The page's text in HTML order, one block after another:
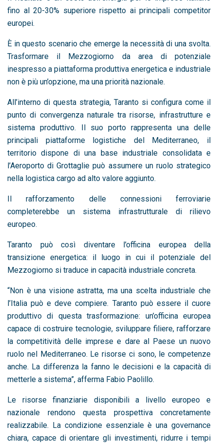
fino al 20-30% superiore rispetto ai principali competitor
europei.
È in questo scenario che emerge la necessità di una svolta.
Trasformare il Mezzogiorno da area di potenziale
inespresso a piattaforma produttiva energetica e industriale
non è più un’opzione, ma una priorità nazionale.
All’interno di questa strategia, Taranto si configura come il
punto di convergenza naturale tra risorse, infrastrutture e
sistema produttivo. Il suo porto rappresenta una delle
principali piattaforme logistiche del Mediterraneo, il
territorio dispone di una base industriale consolidata e
l’Aeroporto di Grottaglie può assumere un ruolo strategico
nella logistica cargo ad alto valore aggiunto.
Il rafforzamento delle connessioni ferroviarie
completerebbe un sistema infrastrutturale di rilievo
europeo.
Taranto può così diventare l’officina europea della
transizione energetica: il luogo in cui il potenziale del
Mezzogiorno si traduce in capacità industriale concreta.
“Non è una visione astratta, ma una scelta industriale che
l’Italia può e deve compiere. Taranto può essere il cuore
produttivo di questa trasformazione: un’officina europea
capace di costruire tecnologie, sviluppare filiere, rafforzare
la competitività delle imprese e dare al Paese un nuovo
ruolo nel Mediterraneo. Le risorse ci sono, le competenze
anche. La differenza la fanno le decisioni e la capacità di
metterle a sistema”, afferma Fabio Paolillo.
Le risorse finanziarie disponibili a livello europeo e
nazionale rendono questa prospettiva concretamente
realizzabile. La condizione essenziale è una governance
chiara, capace di orientare gli investimenti, ridurre i tempi